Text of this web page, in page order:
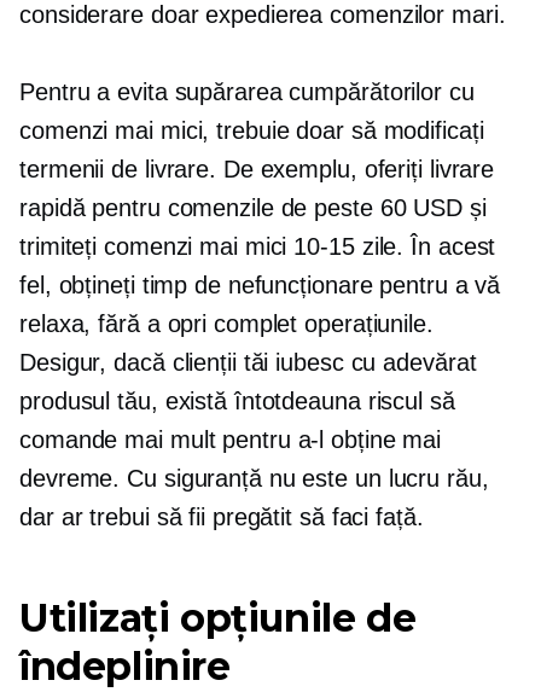
considerare doar expedierea comenzilor mari.
Pentru a evita supărarea cumpărătorilor cu
comenzi mai mici, trebuie doar să modificați
termenii de livrare. De exemplu, oferiți livrare
rapidă pentru comenzile de peste 60 USD și
trimiteți comenzi mai mici 10-15zile. În acest
fel, obțineți timp de nefuncționare pentru a vă
relaxa, fără a opri complet operațiunile.
Desigur, dacă clienții tăi iubesc cu adevărat
produsul tău, există întotdeauna riscul să
comande mai mult pentru a-l obține mai
devreme. Cu siguranță nu este un lucru rău,
dar ar trebui să fii pregătit să faci față.
Utilizați opțiunile de
îndeplinire